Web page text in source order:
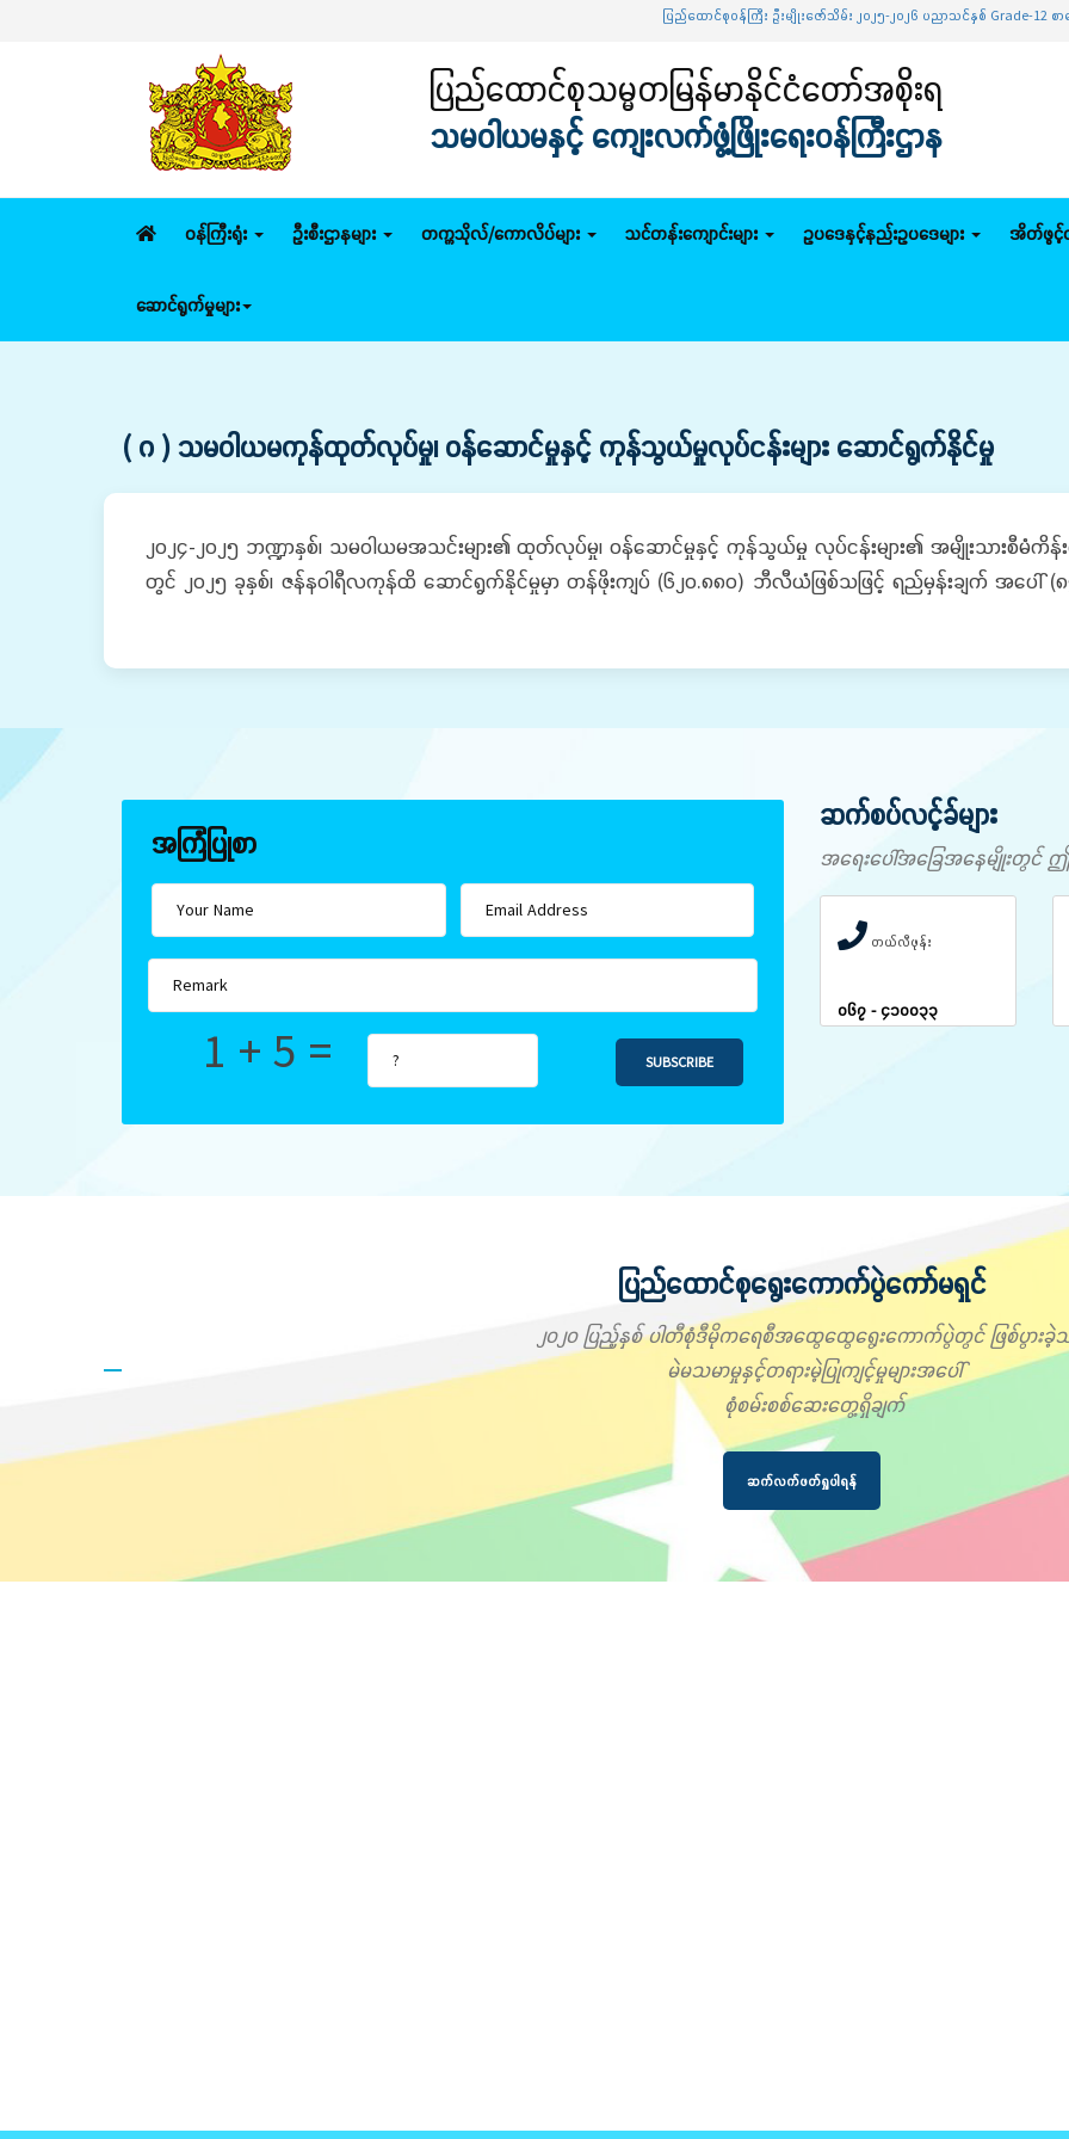
ပြည်ထောင်စုဝန်ကြီး ဦးမျိုးဇော်သိမ်း ၂၀၂၅-၂၀၂၆ ပညာသင်နှစ် Grade-12 စာမေး
ပြည်ထောင်စုသမ္မတမြန်မာနိုင်ငံတော်အစိုးရ
သမဝါယမနှင့် ကျေးလက်ဖွံ့ဖြိုးရေးဝန်ကြီးဌာန
ဝန်ကြီးရုံး ဦးစီးဌာနများ တက္ကသိုလ်/ကောလိပ်များ သင်တန်းကျောင်းများ ဥပဒေနှင့်နည်းဥပဒေများ အိတ်ဖွင့်တ
ဆောင်ရွက်မှုများ
( ဂ ) သမဝါယမကုန်ထုတ်လုပ်မှု၊ ဝန်ဆောင်မှုနှင့် ကုန်သွယ်မှုလုပ်ငန်းများ ဆောင်ရွက်နိုင်မှု
၂၀၂၄-၂၀၂၅ ဘဏ္ဍာနှစ်၊ သမဝါယမအသင်းများ၏ ထုတ်လုပ်မှု၊ ဝန်ဆောင်မှုနှင့် ကုန်သွယ်မှု လုပ်ငန်းများ၏ အမျိုးသားစီမံကိ
တွင် ၂၀၂၅ ခုနှစ်၊ ဇန်နဝါရီလကုန်ထိ ဆောင်ရွက်နိုင်မှုမှာ တန်ဖိုးကျပ် (၆၂၀.၈၈၀) ဘီလီယံဖြစ်သဖြင့် ရည်မှန်းချက် အပေ
အကြံပြုစာ
1 + 5 = SUBSCRIBE
ဆက်စပ်လင့်ခ်များ
အရေးပေါ်အခြေအနေမျိုးတွင် ဤ
တယ်လီဖုန်း
၀၆၇ - ၄၁၀၀၃၃
ပြည်ထောင်စုရွေးကောက်ပွဲကော်မရှင်
၂၀၂၀ ပြည့်နှစ် ပါတီစုံဒီမိုကရေစီအထွေထွေရွေးကောက်ပွဲတွင် ဖြစ်ပွား
မဲမသမာမှုနှင့်တရားမဲ့ပြုကျင့်မှုများအပေါ်
စုံစမ်းစစ်ဆေးတွေ့ရှိချက်
ဆက်လက်ဖတ်ရှုပါရန်